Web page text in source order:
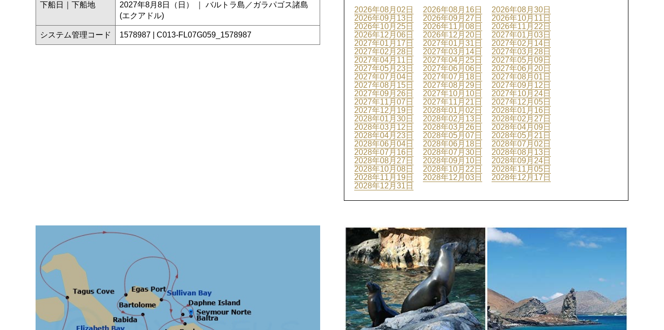
下船日｜下船地
2027年8月8日（日） ｜ バルトラ島／ガラパゴス諸島
(エクアドル)
システム管理コード 1578987 | C013-FL07G059_1578987
2026年08月02日 2026年08月16日
2026年08月30日
2026年09月13日
2026年09月27日
2026年10月11日
2026年10月25日
2026年11月08日
2026年11月22日
2026年12月06日
2026年12月20日
2027年01月03日
2027年01月17日
2027年01月31日
2027年02月14日
2027年02月28日
2027年03月14日
2027年03月28日
2027年04月11日
2027年04月25日
2027年05月09日
2027年05月23日
2027年06月06日
2027年06月20日
2027年07月04日
2027年07月18日
2027年08月01日
2027年08月15日
2027年08月29日
2027年09月12日
2027年09月26日
2027年10月10日
2027年10月24日
2027年11月07日
2027年11月21日
2027年12月05日
2027年12月19日
2028年01月02日
2028年01月16日
2028年01月30日
2028年02月13日
2028年02月27日
2028年03月12日
2028年03月26日
2028年04月09日
2028年04月23日
2028年05月07日
2028年05月21日
2028年06月04日
2028年06月18日
2028年07月02日
2028年07月16日
2028年07月30日
2028年08月13日
2028年08月27日
2028年09月10日
2028年09月24日
2028年10月08日
2028年10月22日
2028年11月05日
2028年11月19日
2028年12月03日
2028年12月17日
2028年12月31日